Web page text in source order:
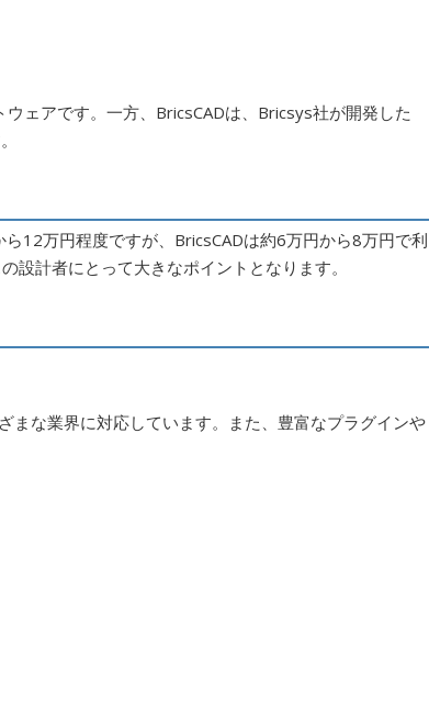
ェアです。一方、BricsCADは、Bricsys社が開発した
12万円程度ですが、BricsCADは約6万円から8万円で利
設計者にとって大きなポイントとなります。
まな業界に対応しています。また、豊富なプラグインや